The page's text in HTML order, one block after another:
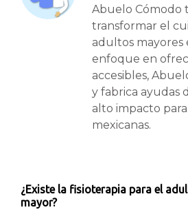
Abuelo Cómodo
transformar el
adultos mayores
enfoque en
accesibles,
y fabrica ayudas
alto impacto
mexicanas.
¿Existe la fisioterapia para el
mayor?